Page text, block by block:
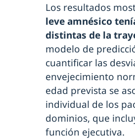
Los resultados
leve amnésico
distintas de la
modelo de
cuantificar las
envejecimiento
edad prevista se
individual de los
dominios, que
función ejecutiva.